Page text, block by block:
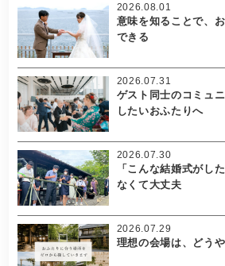
意味を知ることで、
できる
2026.08.01
ゲスト同士のコミュ
したいおふたりへ
2026.07.31
「こんな結婚式がし
なくて大丈夫
2026.07.30
理想の会場は、どう
2026.07.29